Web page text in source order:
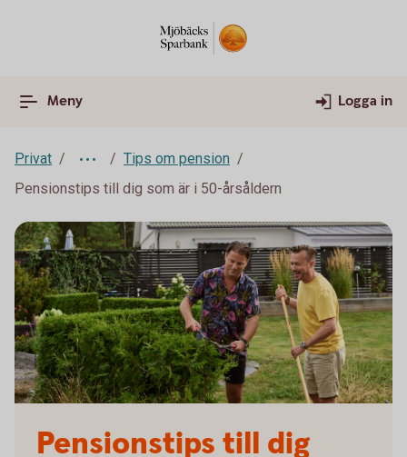
Meny Logga in
Privat
Tips om pension
Pensionstips till dig som är i 50-årsåldern
Pensionstips till dig